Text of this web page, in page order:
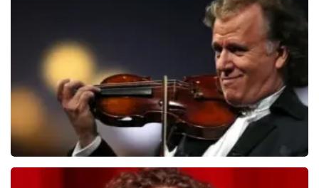
BESTEL NU
Andre Rieu